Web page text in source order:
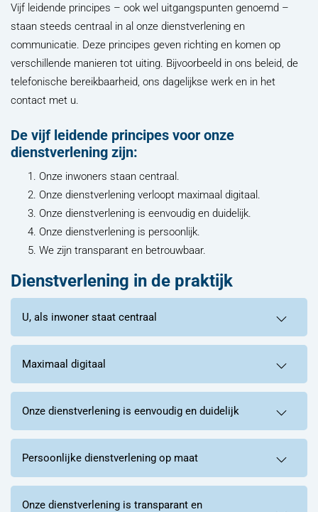
Vijf leidende principes – ook wel uitgangspunten genoemd –
staan steeds centraal in al onze dienstverlening en
communicatie. Deze principes geven richting en komen op
verschillende manieren tot uiting. Bijvoorbeeld in ons beleid, de
telefonische bereikbaarheid, ons dagelijkse werk en in het
contact met u.
De vijf leidende principes voor onze
dienstverlening zijn:
Onze inwoners staan centraal.
Onze dienstverlening verloopt maximaal digitaal.
Onze dienstverlening is eenvoudig en duidelijk.
Onze dienstverlening is persoonlijk.
We zijn transparant en betrouwbaar.
Dienstverlening in de praktijk
U, als inwoner staat centraal
Maximaal digitaal
Onze dienstverlening is eenvoudig en duidelijk
Persoonlijke dienstverlening op maat
Onze dienstverlening is transparant en